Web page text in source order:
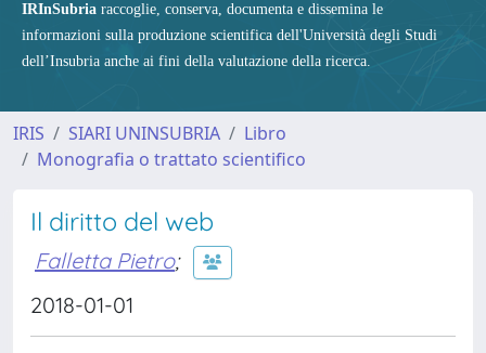
IRInSubria raccoglie, conserva, documenta e dissemina le
informazioni sulla produzione scientifica dell'Università degli Studi
dell’Insubria anche ai fini della valutazione della ricerca.
IRIS SIARI UNINSUBRIA
Libro
Monografia o trattato scientifico
Il diritto del web
Falletta Pietro;
2018-01-01